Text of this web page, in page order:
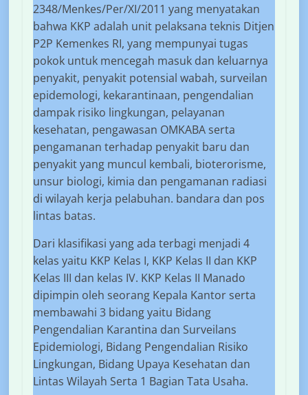
2348/Menkes/Per/XI/2011 yang menyatakan
bahwa KKP adalah unit pelaksana teknis Ditjen
P2P Kemenkes RI, yang mempunyai tugas
pokok untuk mencegah masuk dan keluarnya
penyakit, penyakit potensial wabah, surveilan
epidemologi, kekarantinaan, pengendalian
dampak risiko lingkungan, pelayanan
kesehatan, pengawasan OMKABA serta
pengamanan terhadap penyakit baru dan
penyakit yang muncul kembali, bioterorisme,
unsur biologi, kimia dan pengamanan radiasi
di wilayah kerja pelabuhan. bandara dan pos
lintas batas.
Dari klasifikasi yang ada terbagi menjadi 4
kelas yaitu KKP Kelas I, KKP Kelas II dan KKP
Kelas III dan kelas IV. KKP Kelas II Manado
dipimpin oleh seorang Kepala Kantor serta
membawahi 3 bidang yaitu Bidang
Pengendalian Karantina dan Surveilans
Epidemiologi, Bidang Pengendalian Risiko
Lingkungan, Bidang Upaya Kesehatan dan
Lintas Wilayah Serta 1 Bagian Tata Usaha.